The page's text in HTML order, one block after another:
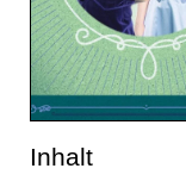
Inhalt